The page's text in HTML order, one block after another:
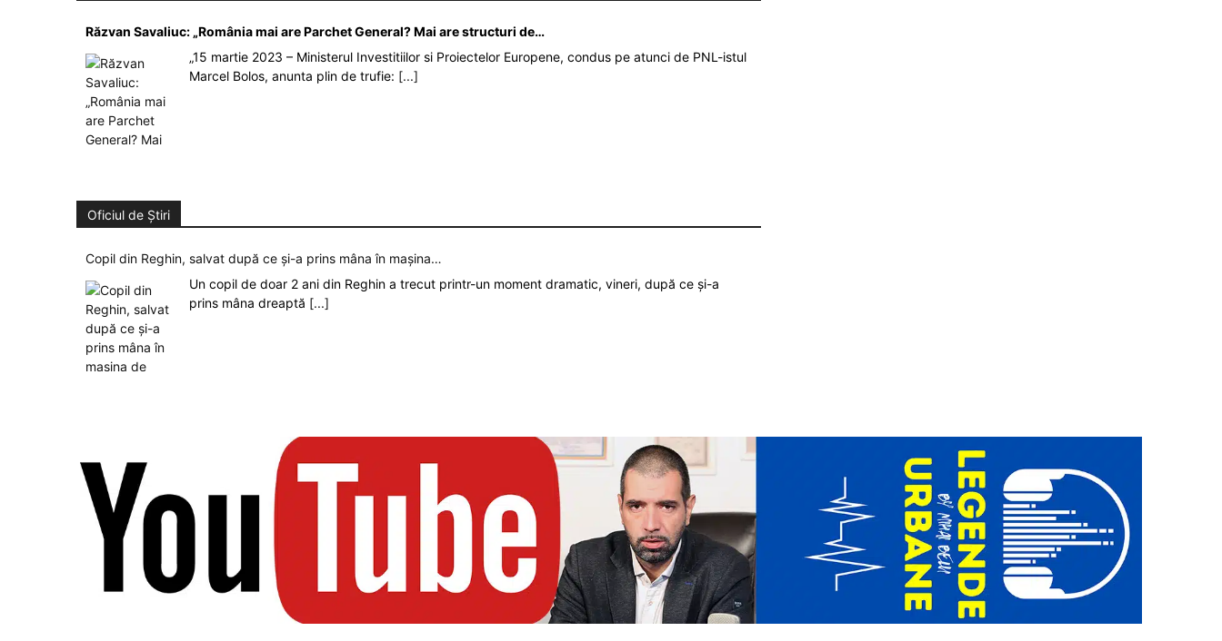
Răzvan Savaliuc: „România mai are Parchet General? Mai are structuri de…
„15 martie 2023 – Ministerul Investitiilor si Proiectelor Europene, condus pe atunci de PNL-istul
Marcel Bolos, anunta plin de trufie: [...]
Oficiul de Știri
Copil din Reghin, salvat după ce și-a prins mâna în mașina…
Un copil de doar 2 ani din Reghin a trecut printr-un moment dramatic, vineri, după ce și-a
prins mâna dreaptă [...]